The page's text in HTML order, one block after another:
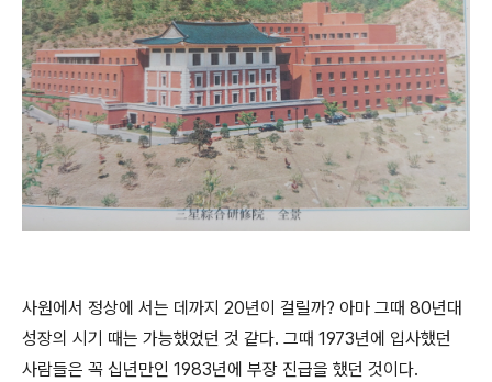
사원에서 정상에 서는 데까지 20년이 걸릴까? 아마 그때 80년대
성장의 시기 때는 가능했었던 것 같다. 그때 1973년에 입사했던
사람들은 꼭 십년만인 1983년에 부장 진급을 했던 것이다.